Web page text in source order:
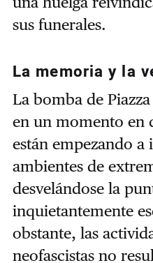
sus funerales.
La memoria y la
La bomba de
en un momento en
están empezando a
ambientes de
desvelándose la
inquietantemente
obstante, las
neofascistas no